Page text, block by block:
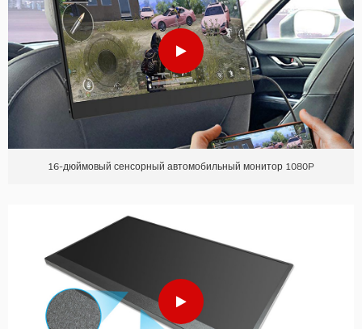
16-дюймовый сенсорный автомобильный монитор 1080P